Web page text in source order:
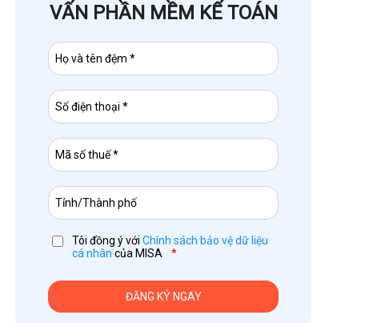
VẤN PHẦN MỀM KẾ TOÁN
Tôi đồng ý với Chính sách bảo vệ dữ liệu
cá nhân của MISA *